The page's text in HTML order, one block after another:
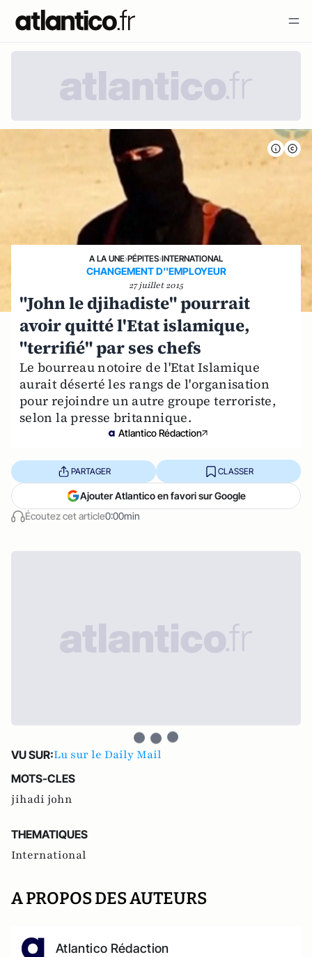
A LA UNE›PÉPITES›INTERNATIONAL
CHANGEMENT D''EMPLOYEUR
27 juillet 2015
"John le djihadiste" pourrait
avoir quitté l'Etat islamique,
"terrifié" par ses chefs
Le bourreau notoire de l'Etat Islamique
aurait déserté les rangs de l'organisation
pour rejoindre un autre groupe terroriste,
selon la presse britannique.
Atlantico Rédaction
Écoutez cet article0:00min
PARTAGER CLASSER
Ajouter Atlantico en favori sur Google
VU SUR:Lu sur le Daily Mail
MOTS-CLES
jihadi john
THEMATIQUES
International
A PROPOS DES AUTEURS
Atlantico Rédaction